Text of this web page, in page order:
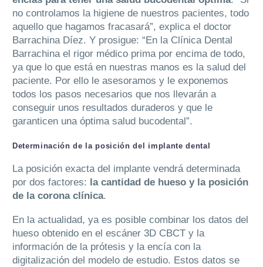
no controlamos la higiene de nuestros pacientes, todo
aquello que hagamos fracasará”, explica el doctor
Barrachina Díez. Y prosigue: “En la Clínica Dental
Barrachina el rigor médico prima por encima de todo,
ya que lo que está en nuestras manos es la salud del
paciente. Por ello le asesoramos y le exponemos
todos los pasos necesarios que nos llevarán a
conseguir unos resultados duraderos y que le
garanticen una óptima salud bucodental”.
Determinación de la posición del implante dental
La posición exacta del implante vendrá determinada
por dos factores: la cantidad de hueso y la posición
de la corona clínica.
En la actualidad, ya es posible combinar los datos del
hueso obtenido en el escáner 3D CBCT y la
información de la prótesis y la encía con la
digitalización del modelo de estudio. Estos datos se